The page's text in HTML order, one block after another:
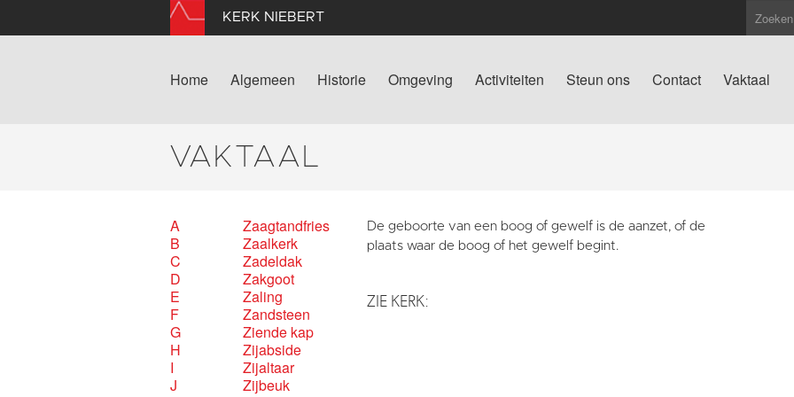
KERK NIEBERT
Home Algemeen Historie Omgeving Activiteiten Steun ons Contact Vaktaal
VAKTAAL
A
B
C
D
E
F
G
H
I
J
Zaagtandfries
Zaalkerk
Zadeldak
Zakgoot
Zaling
Zandsteen
Ziende kap
Zijabside
Zijaltaar
Zijbeuk
De geboorte van een boog of gewelf is de aanzet, of de
plaats waar de boog of het gewelf begint.
ZIE KERK: